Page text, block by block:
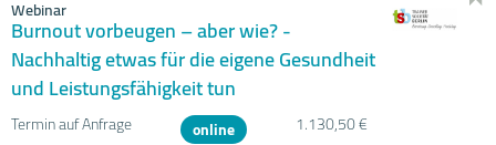
Webinar
Burnout vorbeugen – aber wie? -
Nachhaltig etwas für die eigene Gesundheit
und Leistungsfähigkeit tun
Termin auf Anfrage online 1.130,50 €